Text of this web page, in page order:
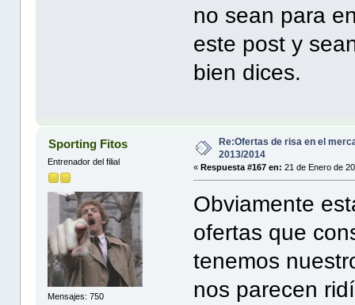
no sean para
este post y
bien dices.
Sporting Fitos
Entrenador del filial
Mensajes: 750
Re:Ofertas de risa en el
2013/2014
«Respuesta #167 en: 21 de Enero de
Obviamente
ofertas que
tenemos
nos parecen